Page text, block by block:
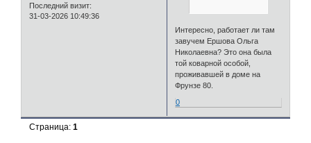
Последний визит:
31-03-2026 10:49:36
Интересно, работает ли там
завучем Ершова Ольга
Николаевна? Это она была
той коварной особой,
проживавшей в доме на
Фрунзе 80.
0
Страница:1